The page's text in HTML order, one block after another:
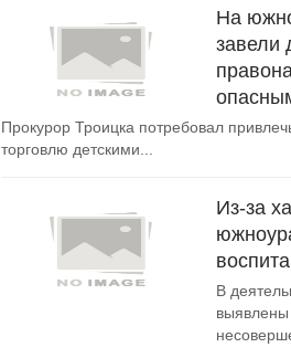
На
завели
Прокурор Троицка потребовал
торговлю детскими...
Из-за
В
выявлены